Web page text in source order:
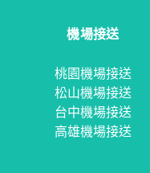
機場接送
桃園機場接送
松山機場接送
台中機場接送
高雄機場接送